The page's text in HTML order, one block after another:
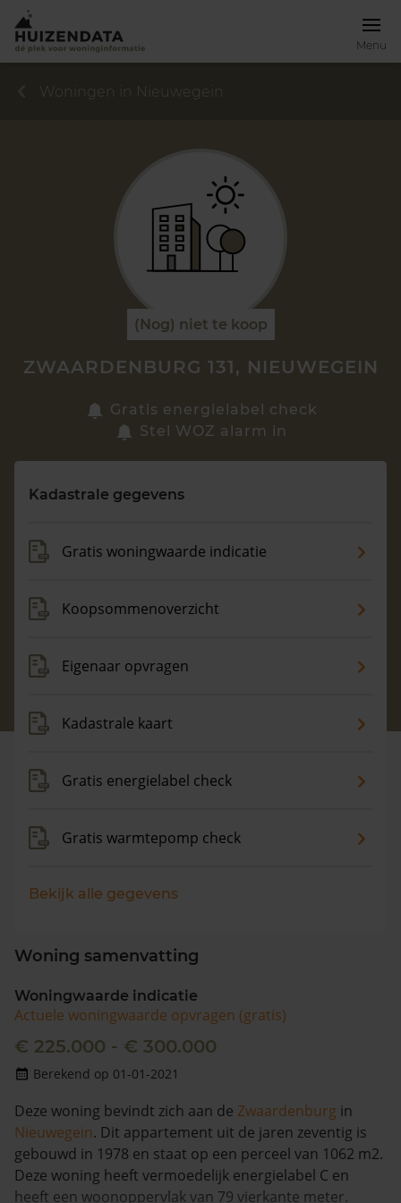
Menu
Zoek een woning
Maandag t/m vrijdag - 08:00 -18:00
Woningen in Nieuwegein
(Nog) niet te koop
ZWAARDENBURG 131, NIEUWEGEIN
Gratis energielabel check
Stel WOZ alarm in
Kadastrale gegevens
Gratis woningwaarde indicatie
Koopsommenoverzicht
Eigenaar opvragen
Kadastrale kaart
Gratis energielabel check
Gratis warmtepomp check
Bekijk alle gegevens
Woning samenvatting
Woningwaarde indicatie
Actuele woningwaarde opvragen (gratis)
€ 225.000 - € 300.000
Berekend op 01-01-2021
Deze woning bevindt zich aan de Zwaardenburg in
Nieuwegein. Dit appartement uit de jaren zeventig is
gebouwd in 1978 en staat op een perceel van 1062 m2.
Deze woning heeft vermoedelijk energielabel C en
heeft een woonoppervlak van 79 vierkante meter.